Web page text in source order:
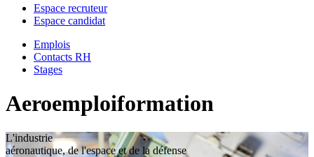
Espace recruteur
Espace candidat
Emplois
Contacts RH
Stages
Aeroemploiformation
L'industrie
aéronautique, de l'espace et de la défense